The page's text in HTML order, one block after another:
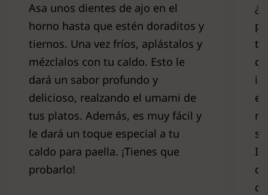
Asa unos dientes de ajo en el
horno hasta que estén doraditos y
tiernos. Una vez fríos, aplástalos y
mézclalos con tu caldo. Esto le
dará un sabor profundo y
delicioso, realzando el umami de
tus platos. Además, es muy fácil y
le dará un toque especial a tu
caldo para paella. ¡Tienes que
probarlo!